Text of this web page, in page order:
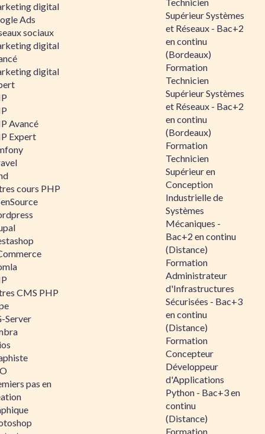
digital
Ads
sociaux
digital
digital
Avancé
Expert
cours PHP
CMS PHP
Server
pas en
Supérieur Systèmes
et Réseaux - Bac+2
en continu
(Bordeaux)
Formation
Technicien
Supérieur Systèmes
et Réseaux - Bac+2
en continu
(Bordeaux)
Formation
Technicien
Supérieur en
Conception
Industrielle de
Systèmes
Mécaniques -
Bac+2 en continu
(Distance)
Formation
Administrateur
d'Infrastructures
Sécurisées - Bac+3
en continu
(Distance)
Formation
Concepteur
Développeur
d'Applications
Python - Bac+3 en
continu
(Distance)
Formation